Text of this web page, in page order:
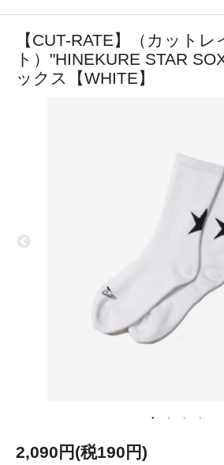
【CUT-RATE】（カットレ
ト）"HINEKURE STAR
ックス【WHITE】
2,090円(税190円)